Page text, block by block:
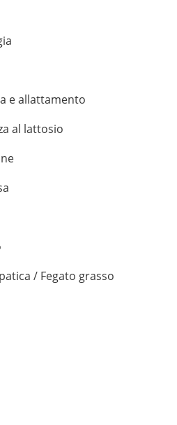
e allattamento
al lattosio
/ Fegato grasso